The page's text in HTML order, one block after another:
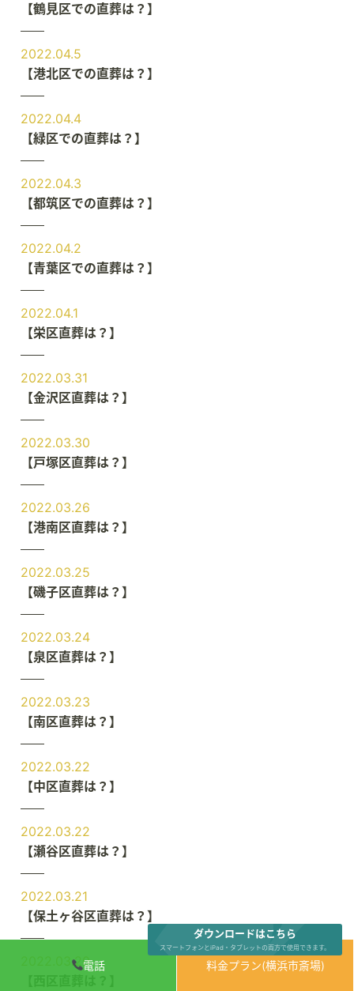
電話 料金プラン(横浜市斎場)
ダウンロードはこちら
スマートフォンとiPad・タブレットの両方で使用できます。
【鶴見区での直葬は？】
2022.04.5
【港北区での直葬は？】
2022.04.4
【緑区での直葬は？】
2022.04.3
【都筑区での直葬は？】
2022.04.2
【青葉区での直葬は？】
2022.04.1
【栄区直葬は？】
2022.03.31
【金沢区直葬は？】
2022.03.30
【戸塚区直葬は？】
2022.03.26
【港南区直葬は？】
2022.03.25
【磯子区直葬は？】
2022.03.24
【泉区直葬は？】
2022.03.23
【南区直葬は？】
2022.03.22
【中区直葬は？】
2022.03.22
【瀬谷区直葬は？】
2022.03.21
【保土ヶ谷区直葬は？】
2022.03.20